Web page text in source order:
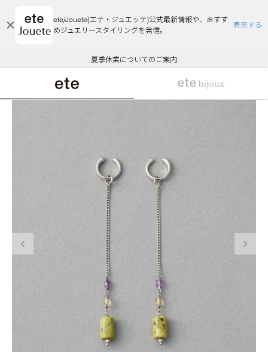
ete/Jouete(エテ・ジュエッテ)公式最新情報や、おすす
めジュエリースタイリングを発信。
表示する
エコラッピング及びエコポイント付与のご案内
ご注文いただいたお品物のお届け状況について
夏季休業についてのご案内
WEB Limited Items >>
採用のご案内
悪質な偽サイトにご注意ください
エコラッピング及びエコポイント付与のご案内
ご注文いただいたお品物のお届け状況について